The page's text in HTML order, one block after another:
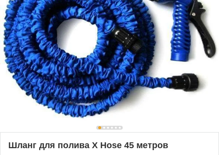
Шланг для полива X Hose 45 метров